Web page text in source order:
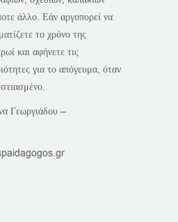
άλλο. Εάν αργοπορεί να
το χρόνο της
και αφήνετε τις
για το απόγευμα, όταν
Γεωργιάδου –